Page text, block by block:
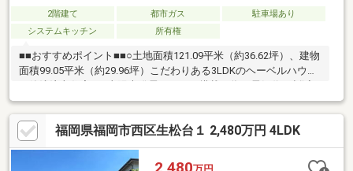
2階建て 都市ガス
駐車場あり
システムキッチン
所有権
■■おすすめポイント■■○土地面積121.09平米（約36.62坪）、建物
面積99.05平米（約29.96坪）こだわりある3LDKのヘーベルハウス
の築浅注文住宅！○太陽光発電システム搭載の為、電気代を削減
できお財布にやさしいです。○都市ガス・太陽光発電システム搭
載！○駐車2台可能！○災害に強いヘーベルハウスの築浅注文住
宅！■■周辺環境■■○壱岐小学校・壱岐中学校。小学校徒歩約11
分、中学校約13分の為、通学の安全性も高い土地です。○サニー
福重店徒歩約9分、セブンイレブン徒歩６分、白十字病院徒歩約
福岡県福岡市西区生松台１ 2,480万円 4LDK
2,480